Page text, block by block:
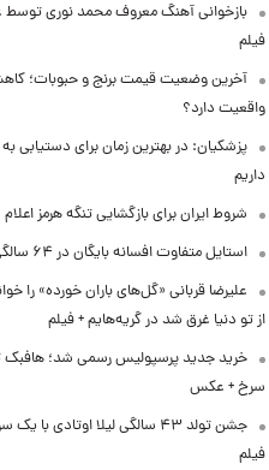
بازخوانی آهنگ معروف محمد نوری توسط
فیلم
آخرین وضعیت قیمت برنج و حبوبات؛
واقعیت دارد؟
پزشکیان: در بهترین زمان برای دستیابی به
داریم
شروط ایران برای بازگشایی تنگه هرمز
استایل متفاوت افسانه بایگان در ۶۴ سالگی + عکس
علیرضا قربانی «گل‌های باران خورده» را
از تو دنیا غرق شد در گریه‌هایم + فیلم
خرید جدید پرسپولیس رسمی شد؛ هافبک
سرخ + عکس
جشن تولد ۴۳ سالگی لیلا اوتادی با
فیلم